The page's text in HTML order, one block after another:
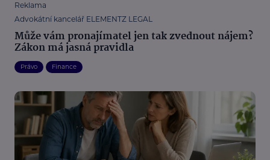
Reklama
Advokátní kancelář ELEMENTZ LEGAL
Může vám pronajímatel jen tak zvednout nájem?
Zákon má jasná pravidla
Právo Finance